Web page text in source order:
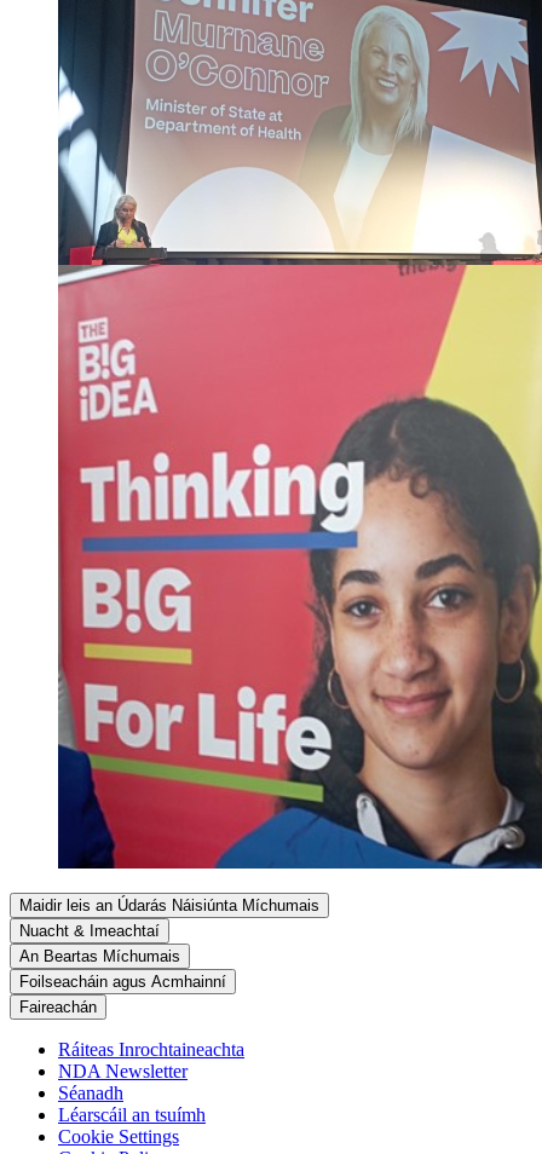
Maidir leis an Údarás Náisiúnta Míchumais
Nuacht & Imeachtaí
An Beartas Míchumais
Foilseacháin agus Acmhainní
Faireachán
Ráiteas Inrochtaineachta
NDA Newsletter
Séanadh
Léarscáil an tsuímh
Cookie Settings